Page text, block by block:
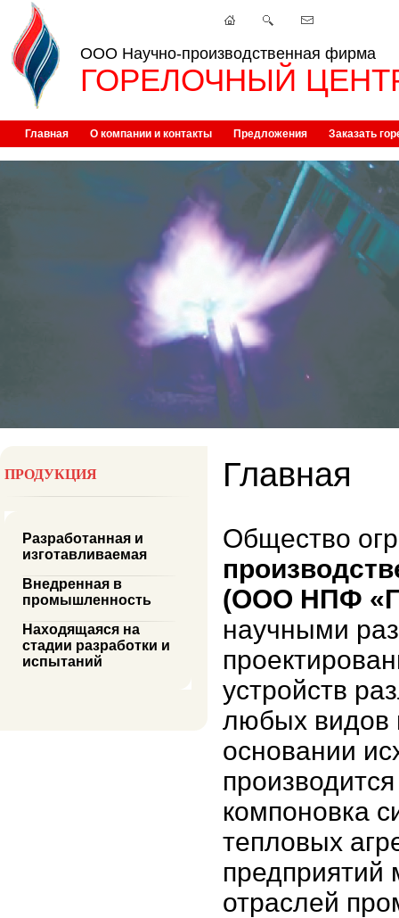
ООО Научно-производственная фирма
ГОРЕЛОЧНЫЙ
Главная О компании и контакты Предложения Заказать
ПРОДУКЦИЯ
Разработанная и
изготавливаемая
Внедренная в
промышленность
Находящаяся на
стадии разработки и
испытаний
Главная
Общество
(ООО НПФ
научными
устройств
любых видов
основании
компоновка
тепловых
предприятий
отраслей